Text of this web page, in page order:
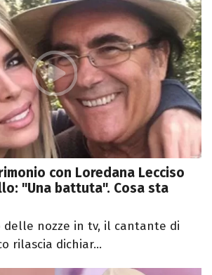
con Loredana Lecciso
"Una battuta". Cosa sta
delle nozze in tv, il cantante di
rilascia dichiar...